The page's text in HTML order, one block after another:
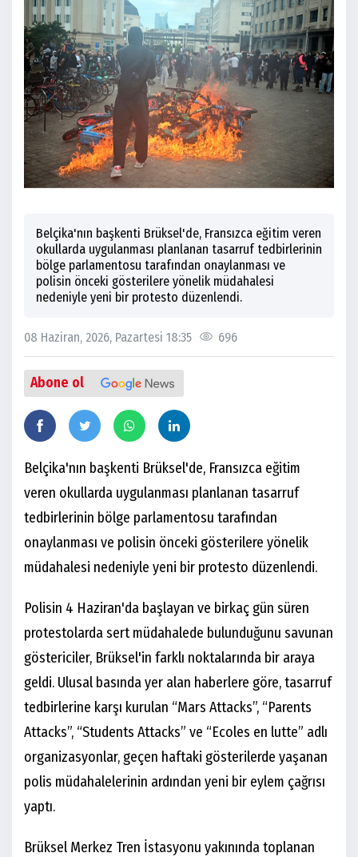
Belçika'nın başkenti Brüksel'de, Fransızca eğitim veren
okullarda uygulanması planlanan tasarruf tedbirlerinin
bölge parlamentosu tarafından onaylanması ve
polisin önceki gösterilere yönelik müdahalesi
nedeniyle yeni bir protesto düzenlendi.
08 Haziran, 2026, Pazartesi 18:35 696
Abone ol
Belçika'nın başkenti Brüksel'de, Fransızca eğitim
veren okullarda uygulanması planlanan tasarruf
tedbirlerinin bölge parlamentosu tarafından
onaylanması ve polisin önceki gösterilere yönelik
müdahalesi nedeniyle yeni bir protesto düzenlendi.
Polisin 4 Haziran'da başlayan ve birkaç gün süren
protestolarda sert müdahalede bulunduğunu savunan
göstericiler, Brüksel'in farklı noktalarında bir araya
geldi. Ulusal basında yer alan haberlere göre, tasarruf
tedbirlerine karşı kurulan “Mars Attacks”, “Parents
Attacks”, “Students Attacks” ve “Ecoles en lutte” adlı
organizasyonlar, geçen haftaki gösterilerde yaşanan
polis müdahalelerinin ardından yeni bir eylem çağrısı
yaptı.
Brüksel Merkez Tren İstasyonu yakınında toplanan